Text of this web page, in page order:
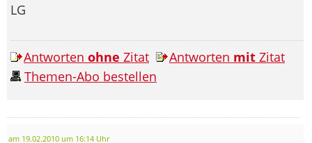
LG
Antworten ohne Zitat Antworten mit Zitat
Themen-Abo bestellen
am 19.02.2010 um 16:14 Uhr